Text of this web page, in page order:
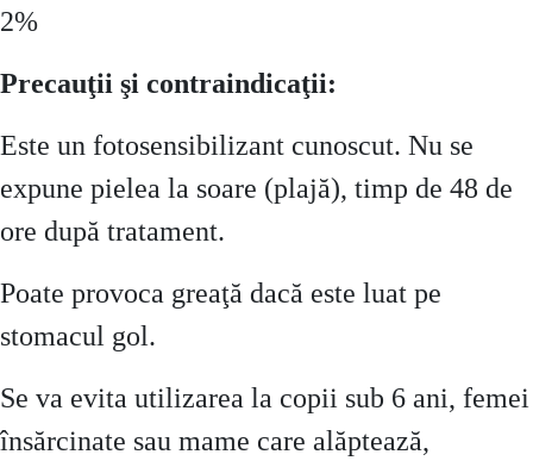
2%
Precauţii şi contraindicaţii:
Este un fotosensibilizant cunoscut. Nu se
expune pielea la soare (plajă), timp de 48 de
ore după tratament.
Poate provoca greaţă dacă este luat pe
stomacul gol.
Se va evita utilizarea la copii sub 6 ani, femei
însărcinate sau mame care alăptează,